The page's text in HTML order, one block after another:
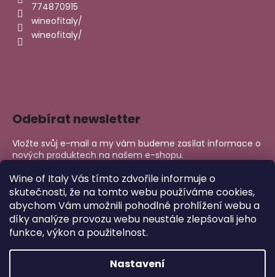
Wine of Italy Vás tímto zdvořile informuje o
skutečnosti, že na tomto webu používáme cookies,
abychom Vám umožnili pohodlné prohlížení webu a
díky analýze provozu webu neustále zlepšovali jeho
funkce, výkon a použitelnost.
Nastavení
774870915
wineofitaly/
wineofitaly/
Odebírat newsletter
Vložte svůj e-mail a my vám budeme zasílat informace o
nových produktech na našem e-shopu.
E-mail
PŘIHLÁSIT SE
Wine of Italy. Všechna práva vyhrazena.